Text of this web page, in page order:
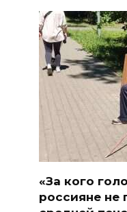
«За кого
россияне не